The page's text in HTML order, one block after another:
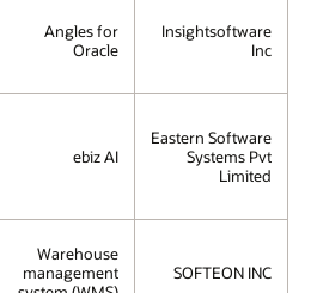
Insightsoftware
Inc
Angles for
Oracle
Eastern Software
Systems Pvt
Limited
ebiz AI
SOFTEON INC
Warehouse
management